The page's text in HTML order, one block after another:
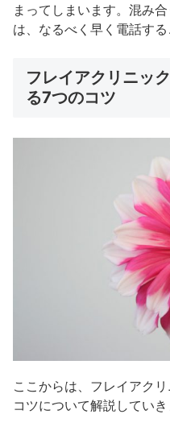
まってしまいます。混み
は、なるべく早く電話する
フレイアクリニッ
る7つのコツ
ここからは、フレイアク
コツについて解説していき